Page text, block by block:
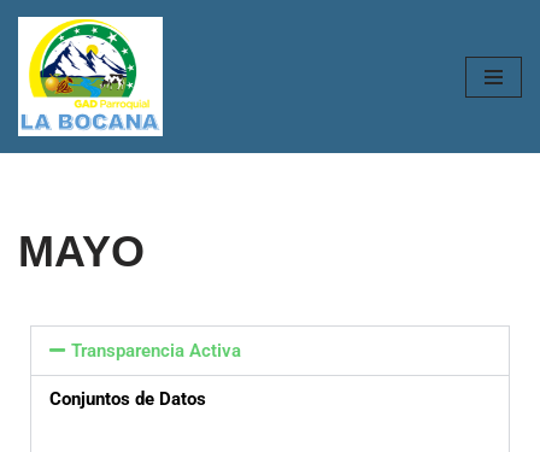
Saltar
al
contenido
MAYO
Transparencia Activa
Conjuntos de Datos